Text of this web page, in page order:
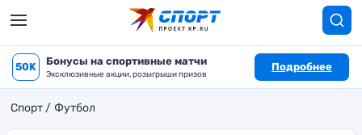
50K Бонусы на спортивные матчи
Эксклюзивные акции, розыгрыши призов
Подробнее
Спорт Футбол